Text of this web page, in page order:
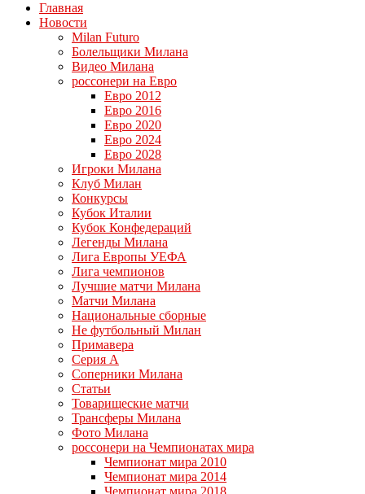
Главная
Новости
Milan Futuro
Болельщики Милана
Видео Милана
россонери на Евро
Евро 2012
Евро 2016
Евро 2020
Евро 2024
Евро 2028
Игроки Милана
Клуб Милан
Конкурсы
Кубок Италии
Кубок Конфедераций
Легенды Милана
Лига Европы УЕФА
Лига чемпионов
Лучшие матчи Милана
Матчи Милана
Национальные сборные
Не футбольный Милан
Примавера
Серия А
Соперники Милана
Статьи
Товарищеские матчи
Трансферы Милана
Фото Милана
россонери на Чемпионатах мира
Чемпионат мира 2010
Чемпионат мира 2014
Чемпионат мира 2018